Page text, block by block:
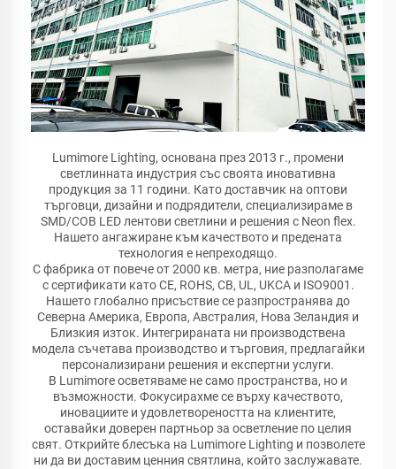
Lumimore Lighting, основана през 2013 г., промени
светлинната индустрия със своята иновативна
продукция за 11 години. Като доставчик на оптови
търговци, дизайни и подрядители, специализираме в
SMD/COB LED лентови светлини и решения с Neon flex.
Нашето ангажиране към качеството и предената
технология е непреходящо.
С фабрика от повече от 2000 кв. метра, ние разполагаме
с сертификати като CE, ROHS, CB, UL, UKCA и ISO9001.
Нашето глобално присъствие се разпространява до
Северна Америка, Европа, Австралия, Нова Зеландия и
Близкия изток. Интегрираната ни производствена
модела съчетава производство и търговия, предлагайки
персонализирани решения и експертни услуги.
В Lumimore осветяваме не само пространства, но и
възможности. Фокусирахме се върху качеството,
иновациите и удовлетвореността на клиентите,
оставайки доверен партньор за осветление по целия
свят. Открийте блесъка на Lumimore Lighting и позволете
ни да ви доставим ценния святлина, който заслужавате.